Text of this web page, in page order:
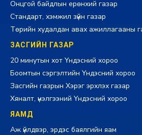
Онцгой байдлын ерөнхий газар
Стандарт, хэмжил зүйн газар
Төрийн худалдан авах ажиллагааны
ЗАСГИЙН ГАЗАР
20 минутын хот Үндэсний хороо
Боомтын сэргэлтийн Үндэсний хороо
Засгийн газрын Хэрэг эрхлэх газар
Хяналт, үнэлгээний Үндэсний хороо
ЯАМД
Аж үйлдвэр, эрдэс баялгийн яам